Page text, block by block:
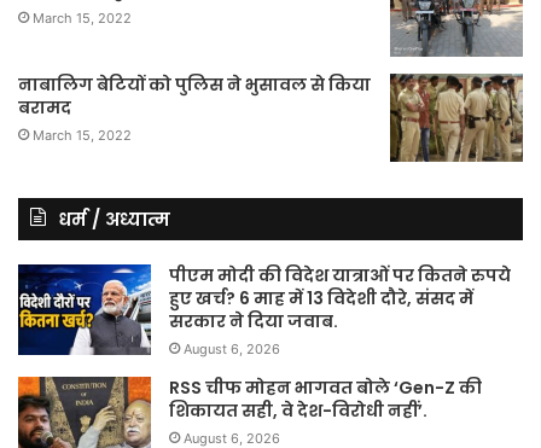
March 15, 2022
नाबालिग बेटियों को पुलिस ने भुसावल से किया
बरामद
March 15, 2022
धर्म / अध्यात्म
पीएम मोदी की विदेश यात्राओं पर कितने रुपये
हुए खर्च? 6 माह में 13 विदेशी दौरे, संसद में
सरकार ने दिया जवाब.
August 6, 2026
RSS चीफ मोहन भागवत बोले ‘Gen-Z की
शिकायत सही, वे देश-विरोधी नहीं’.
August 6, 2026